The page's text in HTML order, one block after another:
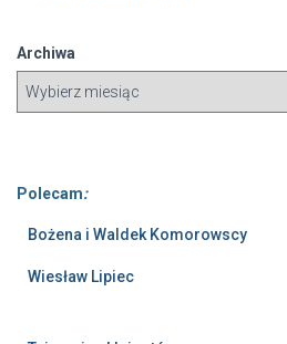
Archiwa
Polecam:
Bożena i Waldek Komorowscy
Wiesław Lipiec